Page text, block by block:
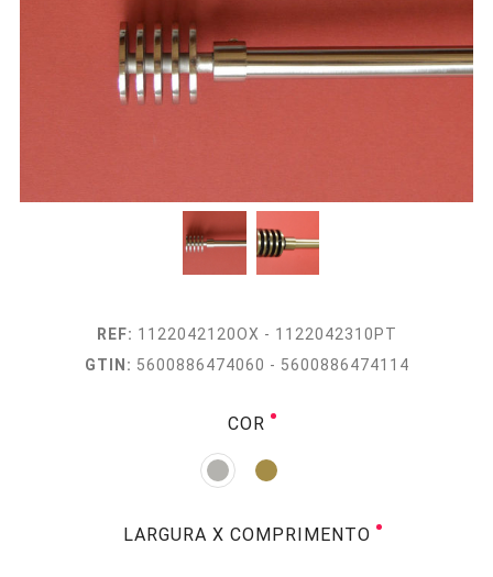
REF: 1122042120OX - 1122042310PT
GTIN: 5600886474060 - 5600886474114
COR
LARGURA X COMPRIMENTO